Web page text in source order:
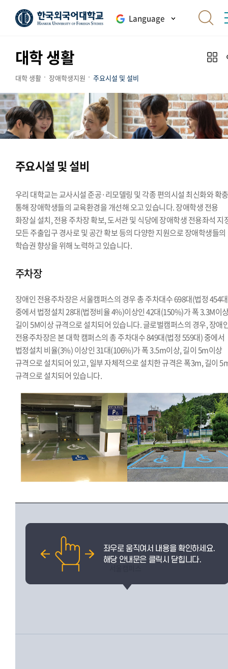
Language
대학 생활
대학 생활 장애학생지원 주요시설 및 설비
주요시설 및 설비
우리 대학교는 교사시설 준공·리모델링 및 각종 편의시설 최신화와 확
통해 장애학생들의 교육환경을 개선해 오고 있습니다. 장애학생 전용
화장실 설치, 전용 주차장 확보, 도서관 및 식당에 장애학생 전용좌석 지
모든 주출입구 경사로 및 공간 확보 등의 다양한 지원으로 장애학생들의
학습권 향상을 위해 노력하고 있습니다.
주차장
장애인 전용주차장은 서울캠퍼스의 경우 총 주차대수 698대(법정 454
중에서 법정설치 28대(법정비율 4%)이상인 42대(150%)가 폭 3.3M이
길이 5M이상 규격으로 설치되어 있습니다. 글로벌캠퍼스의 경우, 장애
전용주차장은 본 대학 캠퍼스의 총 주차대수 849대(법정 559대) 중에서
법정설치 비율(3%) 이상인 31대(106%)가 폭 3.5m이상, 길이 5m이상
규격으로 설치되어 있고, 일부 자체적으로 설치한 규격은 폭3m, 길이
규격으로 설치되어 있습니다.